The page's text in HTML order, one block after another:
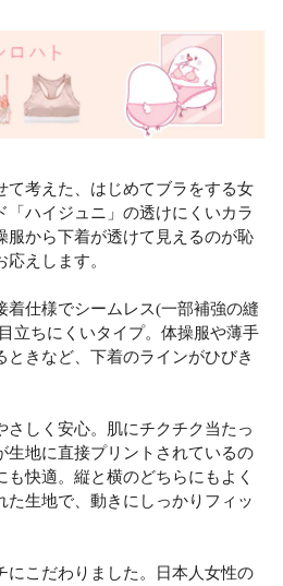
て考えた、はじめてブラをする女
「ハイジュニ」の透けにくいカラ
服から下着が透けて見えるのが恥
えします。
着仕様でシームレス(一部補強の縫
立ちにくいタイプ。体操服や薄手
ときなど、下着のラインがひびき
さしく安心。肌にチクチク当たっ
生地に直接プリントされているの
快適。縦と横のどちらにもよく
た生地で、動きにしっかりフィッ
にこだわりました。日本人女性の